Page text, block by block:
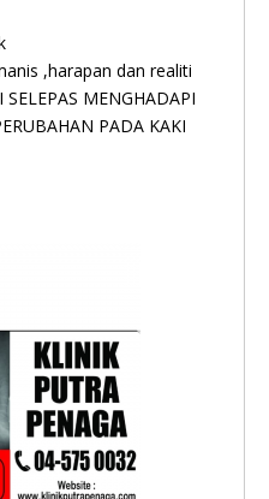
,harapan dan realiti
MENGHADAPI
PADA KAKI